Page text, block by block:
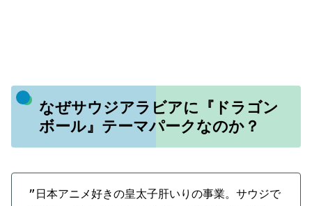
なぜサウジアラビアに『ドラゴン
ボール』テーマパークなのか？
”日本アニメ好きの皇太子肝いりの事業。サウジで